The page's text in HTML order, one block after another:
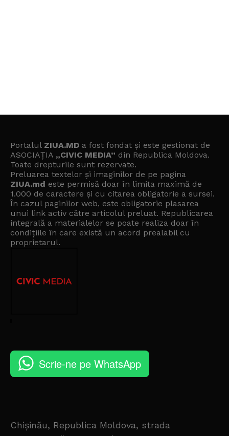
Portalul ZIUA.MD a fost fondat și este gestionat de
ASOCIAȚIA „CIVIC MEDIA” din Republica Moldova.
Toate drepturile sunt rezervate.
Preluarea textelor și imaginilor de pe pagina
ZIUA.md este permisă doar în limita maximă de
1.000 de caractere și cu citarea obligatorie a sursei.
În cazul paginilor web, este obligatorie plasarea
unui link activ către articolul preluat. Republicarea
integrală a materialelor se poate realiza doar în
condițiile în care există un acord prealabil cu
proprietarul.
Scrie-ne pe WhatsApp
Chișinău, Republica Moldova, strada